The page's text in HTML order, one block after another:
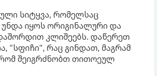
სიტყვა, რომელსაც
იყოს ორიგინალური და
კლიშეებს. დაწერეთ
"სფიჩი", რაც გინდათ, მაგრამ
შეიგრძნობთ თითოეულ